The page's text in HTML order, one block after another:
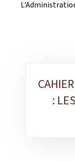
Sous-
rubriques
: